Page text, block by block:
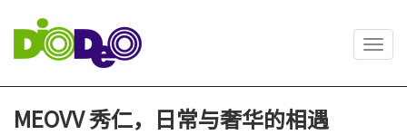
MEOVV 秀仁，日常与奢华的相遇